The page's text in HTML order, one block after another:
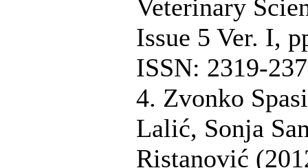
Veterinary
Issue 5 Ver. I,
ISSN: 2319-
4. Zvonko
Lalić, Sonja
Ristanović